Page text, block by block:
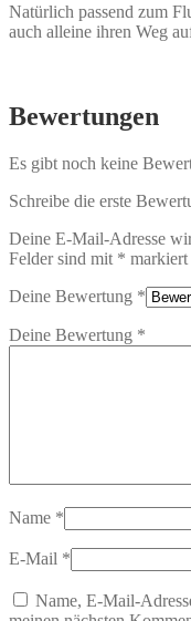
Natürlich passend zum
auch alleine ihren Weg
Bewertungen
Es gibt noch keine
Schreibe die erste
Deine E-Mail-Adresse
Felder sind mit * markiert
Deine Bewertung *
Deine Bewertung *
Name *
E-Mail *
Name, E-Mail-